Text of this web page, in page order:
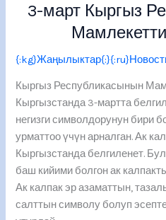
3-март Кыргыз
Кыргыз Республикасынын
Кыргызстанда 3-мартта
негизги символдорунун бири
урматтоо үчүн арналган. Ак
Кыргызстанда белгиленет.
баш кийими болгон ак
Ак калпак эр азаматтын,
салттын символу болуп